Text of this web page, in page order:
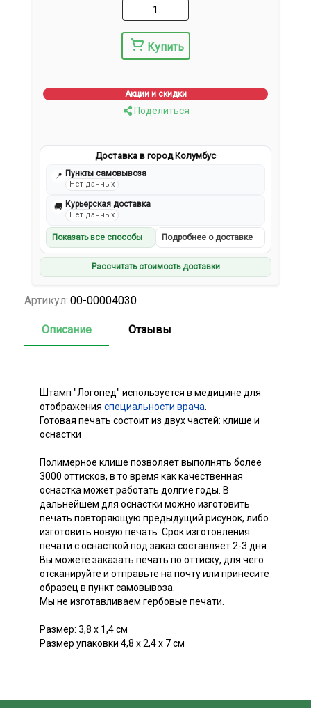
Купить
Акции и скидки
Поделиться
Доставка в город Колумбус
📍 Пункты самовывоза
Нет данных
🚚 Курьерская доставка
Нет данных
Показать все способы Подробнее о доставке
Рассчитать стоимость доставки
Артикул: 00-00004030
Описание Отзывы
Штамп "Логопед" используется в медицине для
отображения специальности врача
Готовая печать состоит из двух частей: клише и
оснастки
Полимерное клише позволяет выполнять более
3000 оттисков, в то время как качественная
оснастка может работать долгие годы. В
дальнейшем для оснастки можно изготовить
печать повторяющую предыдущий рисунок, либо
изготовить новую печать. Срок изготовления
печати с оснасткой под заказ составляет 2-3 дня.
Вы можете заказать печать по оттиску, для чего
отсканируйте и отправьте на почту или принесите
образец в пункт самовывоза.
Мы не изготавливаем гербовые печати.
Размер: 3,8 х 1,4 см
Размер упаковки 4,8 х 2,4 х 7 см